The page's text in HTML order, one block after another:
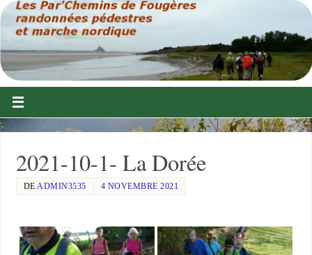
2021-10-1- La Dorée
DEADMIN3535 4 NOVEMBRE 2021